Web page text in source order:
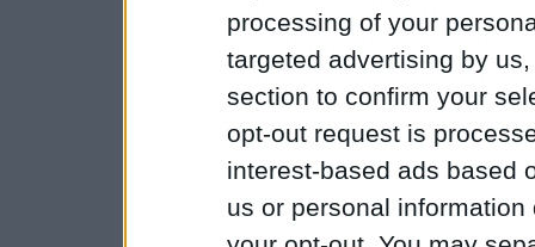
processing of your
targeted advertising by
section to confirm your
opt-out request is
interest-based ads based
us or personal